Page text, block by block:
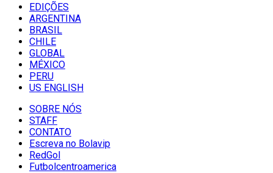
EDIÇÕES
ARGENTINA
BRASIL
CHILE
GLOBAL
MÉXICO
PERU
US ENGLISH
SOBRE NÓS
STAFF
CONTATO
Escreva no Bolavip
RedGol
Futbolcentroamerica